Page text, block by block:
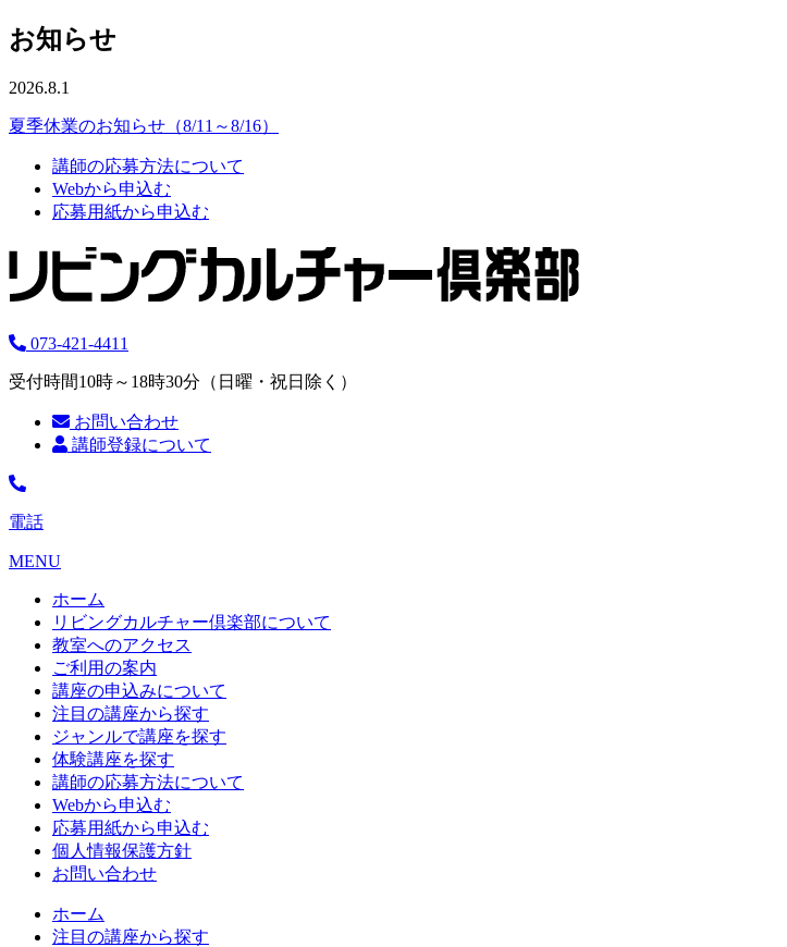
お知らせ
2026.8.1
夏季休業のお知らせ（8/11～8/16）
講師の応募方法について
Webから申込む
応募用紙から申込む
073-421-4411
受付時間10時～18時30分（日曜・祝日除く）
お問い合わせ
講師登録について
電話
MENU
ホーム
リビングカルチャー倶楽部について
教室へのアクセス
ご利用の案内
講座の申込みについて
注目の講座から探す
ジャンルで講座を探す
体験講座を探す
講師の応募方法について
Webから申込む
応募用紙から申込む
個人情報保護方針
お問い合わせ
ホーム
注目の講座から探す